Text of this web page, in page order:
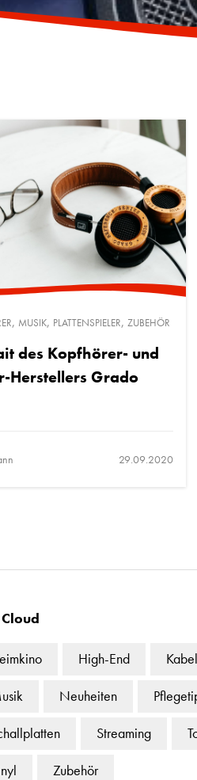
, MUSIK, PLATTENSPIELER, ZUBEHÖR
des Kopfhörer- und
Herstellers Grado
29.09.2020
High-End Kabel
Neuheiten
Streaming
Zubehör